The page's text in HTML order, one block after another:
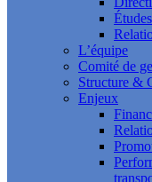
L’équipe
Comité de
Structure &
Enjeux